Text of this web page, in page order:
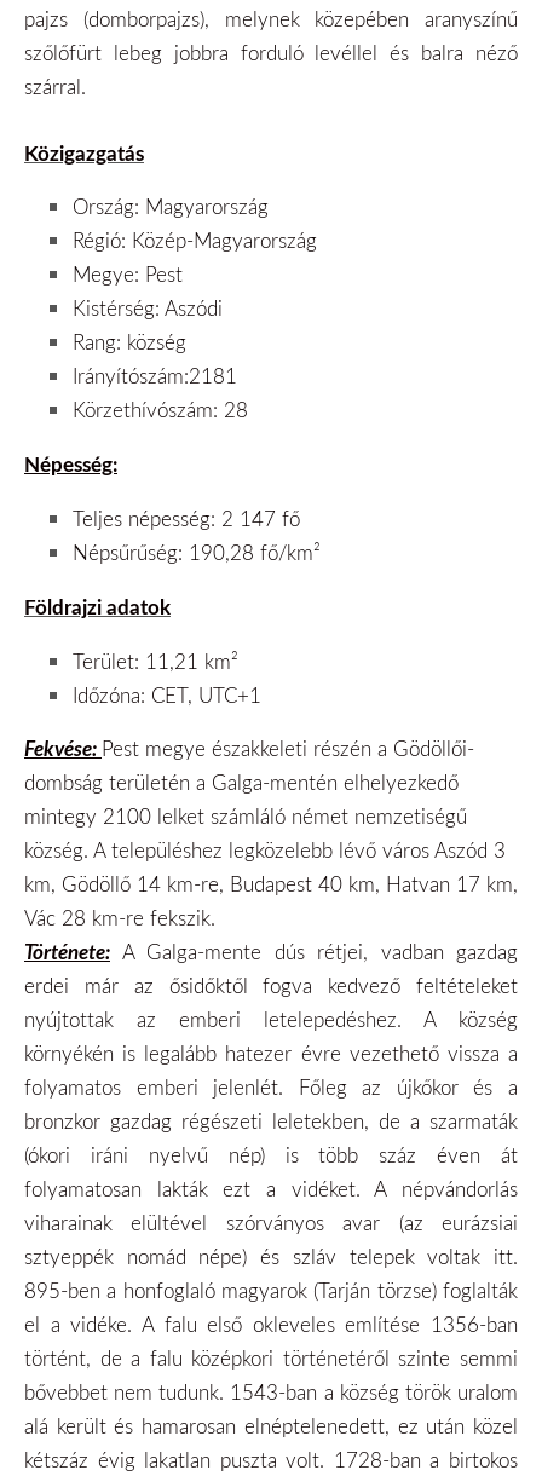
pajzs (domborpajzs), melynek közepében aranyszínű
szőlőfürt lebeg jobbra forduló levéllel és balra néző
szárral.
Közigazgatás
Ország: Magyarország
Régió: Közép-Magyarország
Megye: Pest
Kistérség: Aszódi
Rang: község
Irányítószám:2181
Körzethívószám: 28
Népesség:
Teljes népesség: 2 147 fő
Népsűrűség: 190,28 fő/km²
Földrajzi adatok
Terület: 11,21 km²
Időzóna: CET, UTC+1
Fekvése: Pest megye északkeleti részén a Gödöllői-
dombság területén a Galga-mentén elhelyezkedő
mintegy 2100 lelket számláló német nemzetiségű
község. A településhez legközelebb lévő város Aszód 3
km, Gödöllő 14 km-re, Budapest 40 km, Hatvan 17 km,
Vác 28 km-re fekszik.
Története: A Galga-mente dús rétjei, vadban gazdag
erdei már az ősidőktől fogva kedvező feltételeket
nyújtottak az emberi letelepedéshez. A község
környékén is legalább hatezer évre vezethető vissza a
folyamatos emberi jelenlét. Főleg az újkőkor és a
bronzkor gazdag régészeti leletekben, de a szarmaták
(ókori iráni nyelvű nép) is több száz éven át
folyamatosan lakták ezt a vidéket. A népvándorlás
viharainak elültével szórványos avar (az eurázsiai
sztyeppék nomád népe) és szláv telepek voltak itt.
895-ben a honfoglaló magyarok (Tarján törzse) foglalták
el a vidéke. A falu első okleveles említése 1356-ban
történt, de a falu középkori történetéről szinte semmi
bővebbet nem tudunk. 1543-ban a község török uralom
alá került és hamarosan elnéptelenedett, ez után közel
kétszáz évig lakatlan puszta volt. 1728-ban a birtokos